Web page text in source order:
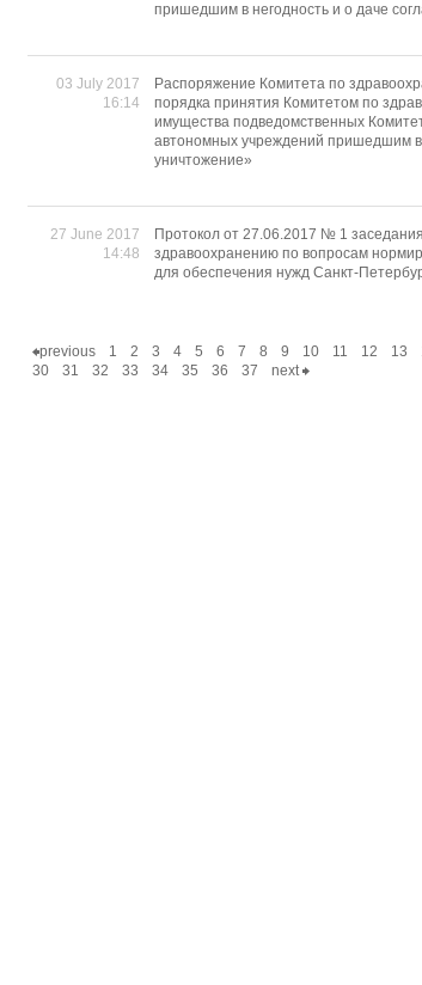
пришедшим в негодность и о даче
03 July 2017
16:14
Распоряжение Комитета по
порядка принятия Комитетом по
имущества подведомственных
автономных учреждений пришедшим в
уничтожение»
27 June 2017
14:48
Протокол от 27.06.2017 № 1
здравоохранению по вопросам
для обеспечения нужд Санкт-
previous 1 2 3 4 5 6 7 8 9 10 11 12 13
30
31 32 33 34 35 36 37 next